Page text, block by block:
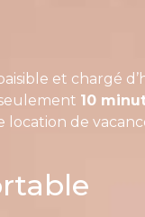
et chargé
10
location de